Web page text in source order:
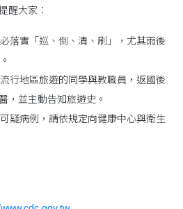
醒大家：
必落實「巡、倒、清、刷」，尤其雨後
流行地區旅遊的同學與教職員，返國後
，並主動告知旅遊史。
可疑病例，請依規定向健康中心與衛生